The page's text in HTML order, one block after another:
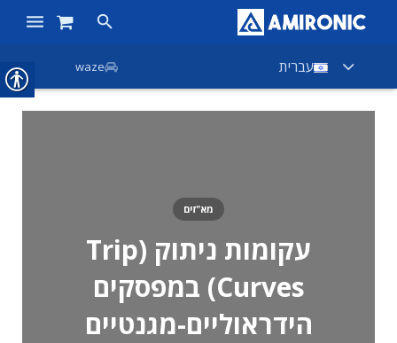
ראשי עברית waze
עקומות ניתוק (Trip
Curves) במפסקים
הידראוליים-מגנטיים
מא"זים